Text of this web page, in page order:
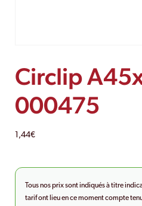
Circlip
000475
1,44€
Tous nos prix sont indiqués à titre
tarif ont lieu en ce moment compte